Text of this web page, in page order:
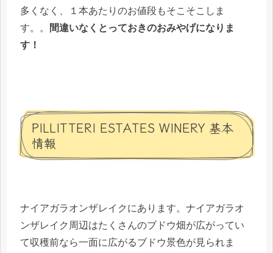
多くなく、１本あたりのお値段もそこそこしま
す。。
間違いなくとっておきのおみやげになりま
す！
PILLITTERI ESTATES WINERY 基本
情報
ナイアガラオンザレイクにあります。ナイアガラオ
ンザレイク周辺はたくさんのブドウ畑が広がってい
て収穫前なら一面に広がるブドウ景色が見られま